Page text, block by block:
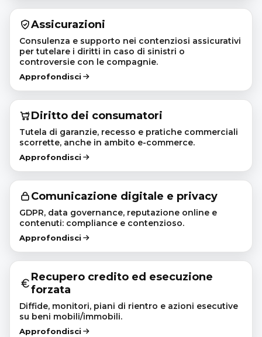
Assicurazioni
Consulenza e supporto nei contenziosi assicurativi
per tutelare i diritti in caso di sinistri o
controversie con le compagnie.
Approfondisci
Diritto dei consumatori
Tutela di garanzie, recesso e pratiche commerciali
scorrette, anche in ambito e-commerce.
Approfondisci
Comunicazione digitale e privacy
GDPR, data governance, reputazione online e
contenuti: compliance e contenzioso.
Approfondisci
Recupero credito ed esecuzione
forzata
Diffide, monitori, piani di rientro e azioni esecutive
su beni mobili/immobili.
Approfondisci